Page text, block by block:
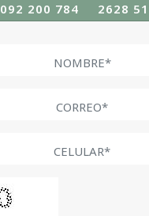
092 200 784 2628